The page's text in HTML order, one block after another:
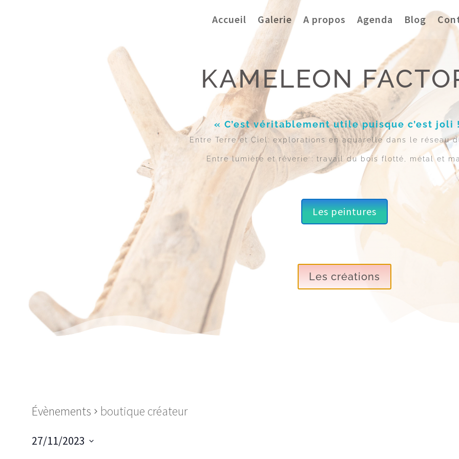
Accueil Galerie A propos Agenda Blog
KAMELEON
« C’est véritablement utile puisque c’est joli
Entre Terre et Ciel: explorations en aquarelle dans le réseau
Entre lumière et rêverie : travail du bois flotté, métal et
Les peintures
Les créations
Évènements boutique créateur
27/11/2023